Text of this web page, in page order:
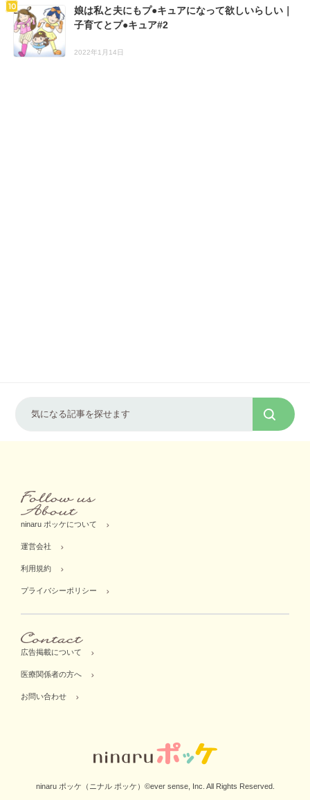
娘は私と夫にもプ●キュアになって欲しいらしい｜
子育てとプ●キュア#2
2022年1月14日
ninaru ポッケについて
運営会社
利用規約
プライバシーポリシー
広告掲載について
医療関係者の方へ
お問い合わせ
ninaru ポッケ（ニナル ポッケ）©ever sense, Inc. All Rights Reserved.